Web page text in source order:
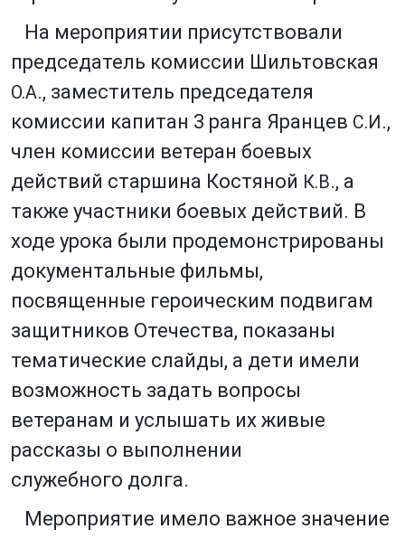
На мероприятии присутствовали
председатель комиссии Шильтовская
О.А., заместитель председателя
комиссии капитан 3 ранга Яранцев С.И.,
член комиссии ветеран боевых
действий старшина Костяной К.В., а
также участники боевых действий. В
ходе урока были продемонстрированы
документальные фильмы,
посвященные героическим подвигам
защитников Отечества, показаны
тематические слайды, а дети имели
возможность задать вопросы
ветеранам и услышать их живые
рассказы о выполнении
служебного долга.
Мероприятие имело важное значение